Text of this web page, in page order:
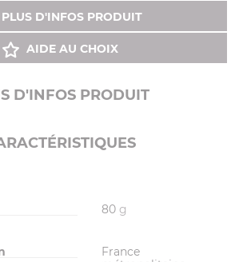
PLUS D'INFOS PRODUIT
AIDE AU CHOIX
D'INFOS PRODUIT
80 g
France